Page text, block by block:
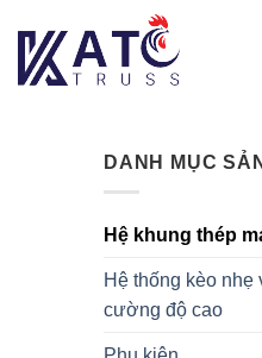
content
DANH MỤC
Hệ khung thép
Hệ thống kèo nhẹ
cường độ cao